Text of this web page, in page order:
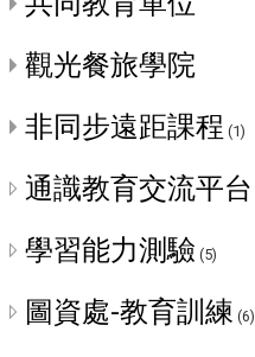
觀光餐旅學院
非同步遠距課程 (1)
通識教育交流平台
學習能力測驗 (5)
圖資處-教育訓練 (6)